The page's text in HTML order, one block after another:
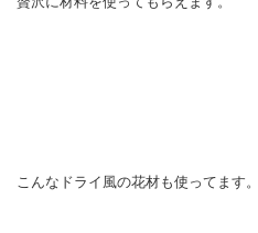
こんなドライ風の花材も使ってます。